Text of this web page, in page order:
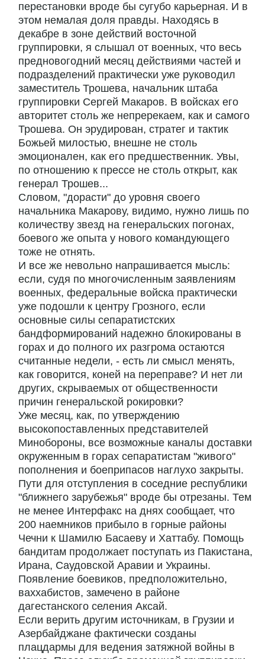
перестановки вроде бы сугубо карьерная. И в
этом немалая доля правды. Находясь в
декабре в зоне действий восточной
группировки, я слышал от военных, что весь
предновогодний месяц действиями частей и
подразделений практически уже руководил
заместитель Трошева, начальник штаба
группировки Сергей Макаров. В войсках его
авторитет столь же непререкаем, как и самого
Трошева. Он эрудирован, стратег и тактик
Божьей милостью, внешне не столь
эмоционален, как его предшественник. Увы,
по отношению к прессе не столь открыт, как
генерал Трошев...
Словом, "дорасти" до уровня своего
начальника Макарову, видимо, нужно лишь по
количеству звезд на генеральских погонах,
боевого же опыта у нового командующего
тоже не отнять.
И все же невольно напрашивается мысль:
если, судя по многочисленным заявлениям
военных, федеральные войска практически
уже подошли к центру Грозного, если
основные силы сепаратистских
бандформирований надежно блокированы в
горах и до полного их разгрома остаются
считанные недели, - есть ли смысл менять,
как говорится, коней на переправе? И нет ли
других, скрываемых от общественности
причин генеральской рокировки?
Уже месяц, как, по утверждению
высокопоставленных представителей
Минобороны, все возможные каналы доставки
окруженным в горах сепаратистам "живого"
пополнения и боеприпасов наглухо закрыты.
Пути для отступления в соседние республики
"ближнего зарубежья" вроде бы отрезаны. Тем
не менее Интерфакс на днях сообщает, что
200 наемников прибыло в горные районы
Чечни к Шамилю Басаеву и Хаттабу. Помощь
бандитам продолжает поступать из Пакистана,
Ирана, Саудовской Аравии и Украины.
Появление боевиков, предположительно,
ваххабистов, замечено в районе
дагестанского селения Аксай.
Если верить другим источникам, в Грузии и
Азербайджане фактически созданы
плацдармы для ведения затяжной войны в